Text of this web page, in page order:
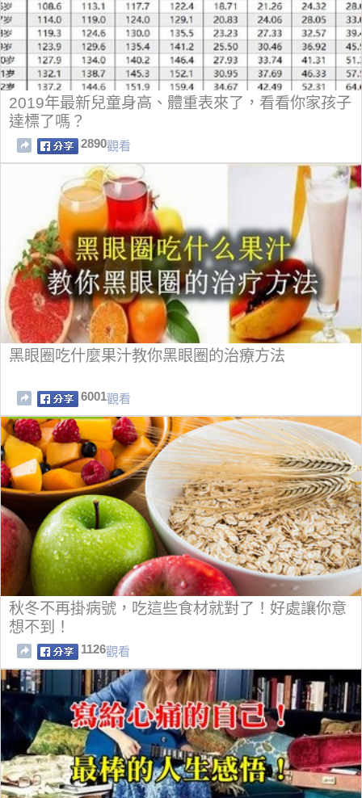
2019年最新兒童身高、體重表來了，看看你家孩子
達標了嗎？
2890觀看
黑眼圈吃什麼果汁教你黑眼圈的治療方法
6001觀看
秋冬不再掛病號，吃這些食材就對了！好處讓你意
想不到！
1126觀看